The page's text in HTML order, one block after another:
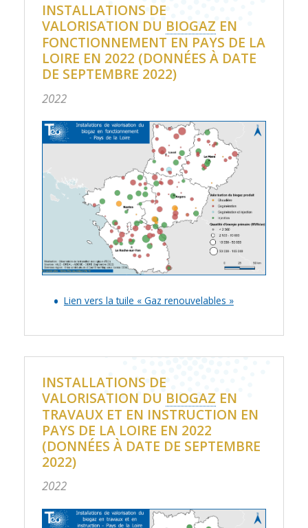
INSTALLATIONS DE
VALORISATION DU BIOGAZ EN
FONCTIONNEMENT EN PAYS DE LA
LOIRE EN 2022 (DONNÉES À DATE
DE SEPTEMBRE 2022)
2022
Lien vers la tuile « Gaz renouvelables »
INSTALLATIONS DE
VALORISATION DU BIOGAZ EN
TRAVAUX ET EN INSTRUCTION EN
PAYS DE LA LOIRE EN 2022
(DONNÉES À DATE DE SEPTEMBRE
2022)
2022